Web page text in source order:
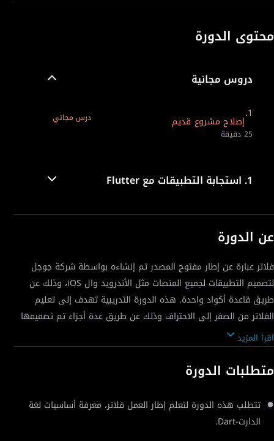
محتوى الدورة
دروس مجانية
1.
إصلاح مشروع قديم
درس مجاني
25 دقيقة
1. استجابة التطبيقات مع Flutter
عن الدورة
فلاتر عبارة عن إطار مفتوح المصدر تم إنشاءه بواسطة شركة جوجل
لتصميم التطبيقات لجميع المنصات مثل الأندرويد وال iOS، وذلك عن
طريق قاعدة أكواد واحدة. هذه الدورة التدريبية تهدف إلى تعليم
الفلاتر من الصفر إلى الاحتراف وذلك عن طريق عدة أجزاء تم تصميمها
بواسطة المنتور حسن فليح. في هذا الجزء من الدورة التدريبية الخاصة
بإطار العمل فلاتر ستستكشف مدى استجابة تطبيقك لأحجام الشاشات
المختلفة، ومدى توافقه مع الأنظمة والمنصات الأخرى.
اقرأ المزيد
متطلبات الدورة
تتطلب هذه الدورة لتعلم إطار العمل فلاتر، معرفة أساسيات لغة
الدارت-Dart.